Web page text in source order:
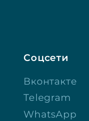
Соцсети
Вконтакте
Telegram
WhatsApp